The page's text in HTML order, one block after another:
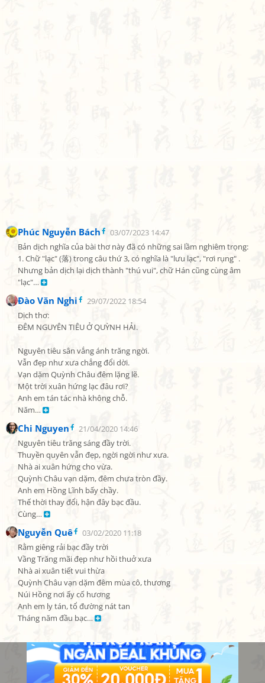
Phúc Nguyễn Bách
03/07/2023 14:47
Bản dịch nghĩa của bài thơ này đã có những sai lầm nghiêm trọng:
1. Chữ "lạc" (落) trong câu thứ 3, có nghĩa là "lưu lạc", "rơi rụng" .
Nhưng bản dịch lại dịch thành "thú vui", chữ Hán cũng cùng âm
"lạc"…
Đào Văn Nghi
29/07/2022 18:54
Dịch thơ:
ĐÊM NGUYÊN TIÊU Ở QUỲNH HẢI.
Nguyên tiêu sân vắng ánh trăng ngời.
Vẫn đẹp như xưa chẳng đổi dời.
Vạn dặm Quỳnh Châu đêm lặng lẽ.
Một trời xuân hứng lạc đâu rơi?
Anh em tán tác nhà không chỗ.
Năm…
Chi Nguyen
21/04/2020 14:46
Nguyên tiêu trăng sáng đầy trời.
Thuyền quyên vẫn đẹp, ngời ngời như xưa.
Nhà ai xuân hứng cho vừa.
Quỳnh Châu vạn dặm, đêm chưa tròn đầy.
Anh em Hồng Lĩnh bấy chầy.
Thế thời thay đổi, hận đây bạc đầu.
Cùng…
Nguyễn Quê
03/02/2020 11:18
Rằm giêng rải bạc đầy trời
Vầng Trăng mãi đẹp như hồi thuở xưa
Nhà ai xuân tiết vui thừa
Quỳnh Châu vạn dặm đêm mùa cô, thương
Núi Hồng nơi ấy cố hương
Anh em ly tán, tổ đường nát tan
Tháng năm đầu bạc…